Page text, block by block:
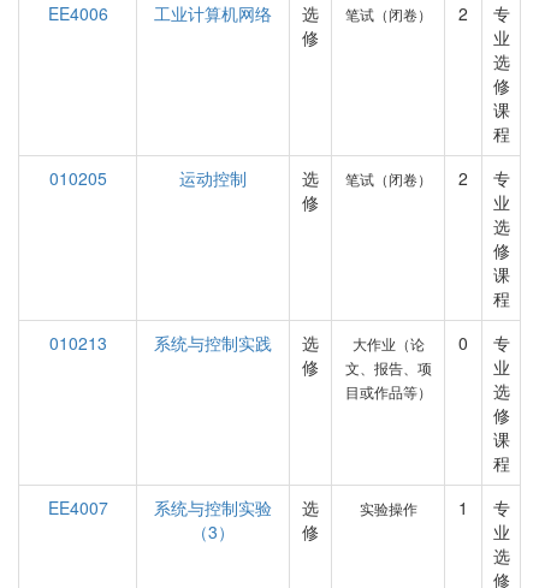
EE4006
工业计算机网络
选
修
笔试（闭卷） 2
专
业
选
修
课
程
010205
运动控制
选
修
笔试（闭卷） 2
专
业
选
修
课
程
010213
系统与控制实践
选
修
大作业（论
文、报告、项
目或作品等）
0
专
业
选
修
课
程
EE4007
系统与控制实验
（3）
选
修
实验操作 1
专
业
选
修